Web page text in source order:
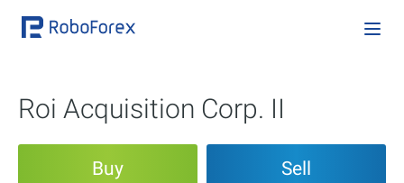
Roi Acquisition Corp. II
Buy Sell